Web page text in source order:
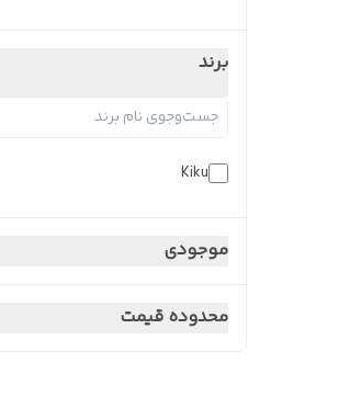
برند
Kiku
موجودی
محدوده قیمت